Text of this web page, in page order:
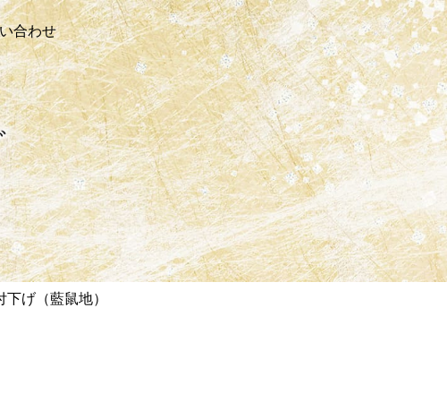
合わせ
げ（藍鼠地）